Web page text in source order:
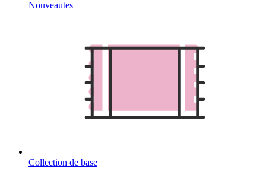
Nouveautes
Collection de base